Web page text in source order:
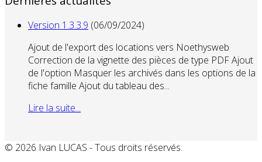
Version 1.3.3.9 (06/09/2024)
Ajout de l'export des locations vers Noethysweb
Correction de la vignette des pièces de type PDF Ajout
de l'option Masquer les archivés dans les options de la
fiche famille Ajout du tableau des...
Lire la suite...
© 2026 Ivan LUCAS - Tous droits réservés.